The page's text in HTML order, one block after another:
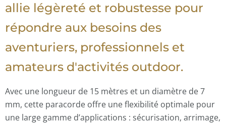
allie légèreté et robustesse pour
répondre aux besoins des
aventuriers, professionnels et
amateurs d'activités outdoor.
Avec une longueur de 15 mètres et un diamètre de 7
mm, cette paracorde offre une flexibilité optimale pour
une large gamme d’applications : sécurisation, arrimage,